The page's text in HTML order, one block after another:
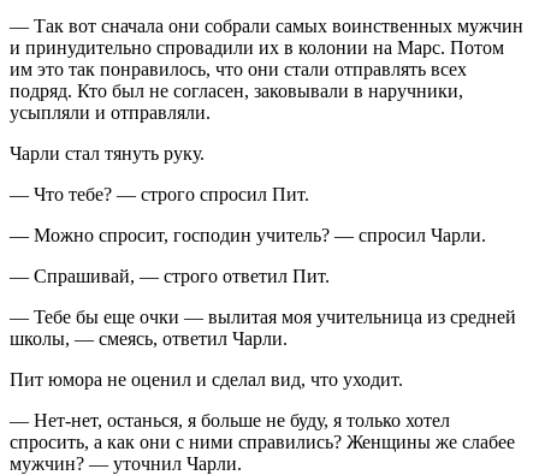
— Так вот сначала они собрали самых воинственных мужчин
и принудительно спровадили их в колонии на Марс. Потом
им это так понравилось, что они стали отправлять всех
подряд. Кто был не согласен, заковывали в наручники,
усыпляли и отправляли.
Чарли стал тянуть руку.
— Что тебе? — строго спросил Пит.
— Можно спросит, господин учитель? — спросил Чарли.
— Спрашивай, — строго ответил Пит.
— Тебе бы еще очки — вылитая моя учительница из средней
школы, — смеясь, ответил Чарли.
Пит юмора не оценил и сделал вид, что уходит.
— Нет-нет, останься, я больше не буду, я только хотел
спросить, а как они с ними справились? Женщины же слабее
мужчин? — уточнил Чарли.